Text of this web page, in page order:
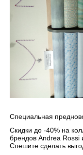
Специальная
Скидки до -40% на
брендов Andrea Rossi
Спешите сделать